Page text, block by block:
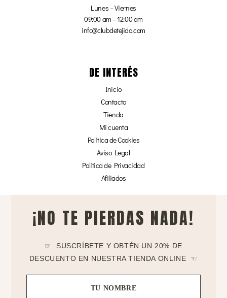
Lunes – Viernes
09:00 am – 12:00 am
info@clubdetejido.com
DE INTERÉS
Inicio
Contacto
Tienda
Mi cuenta
Política de Cookies
Aviso Legal
Política de Privacidad
Afiliados
¡NO TE PIERDAS NADA!
☞ SUSCRÍBETE Y OBTÉN UN 20% DE
DESCUENTO EN NUESTRA TIENDA ONLINE ☜
TU NOMBRE